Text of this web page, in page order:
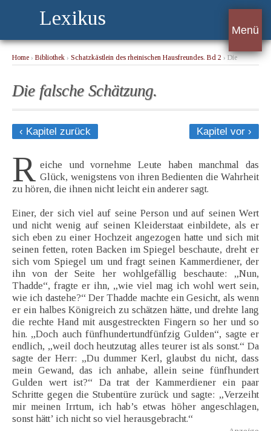
Lexikus
Menü
Home › Bibliothek › Schatzkästlein des rheinischen Hausfreundes. Bd 2 › Die
Die falsche Schätzung.
‹ Kapitel zurück Kapitel vor ›
R eiche und vornehme Leute haben manchmal das
Glück, wenigstens von ihren Bedienten die Wahrheit
zu hören, die ihnen nicht leicht ein anderer sagt.
Einer, der sich viel auf seine Person und auf seinen Wert
und nicht wenig auf seinen Kleiderstaat einbildete, als er
sich eben zu einer Hochzeit angezogen hatte und sich mit
seinen fetten, roten Backen im Spiegel beschaute, dreht er
sich vom Spiegel um und fragt seinen Kammerdiener, der
ihn von der Seite her wohlgefällig beschaute: „Nun,
Thadde“, fragte er ihn, „wie viel mag ich wohl wert sein,
wie ich dastehe?“ Der Thadde machte ein Gesicht, als wenn
er ein halbes Königreich zu schätzen hätte, und drehte lang
die rechte Hand mit ausgestreckten Fingern so her und so
hin. „Doch auch fünfhundertundfünfzig Gulden“, sagte er
endlich, „weil doch heutzutag alles teurer ist als sonst.“ Da
sagte der Herr: „Du dummer Kerl, glaubst du nicht, dass
mein Gewand, das ich anhabe, allein seine fünfhundert
Gulden wert ist?“ Da trat der Kammerdiener ein paar
Schritte gegen die Stubentüre zurück und sagte: „Verzeiht
mir meinen Irrtum, ich hab’s etwas höher angeschlagen,
sonst hätt’ ich nicht so viel herausgebracht.“